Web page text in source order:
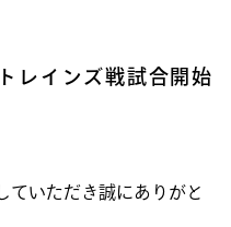
レインズ戦試合開始
ていただき誠にありがと